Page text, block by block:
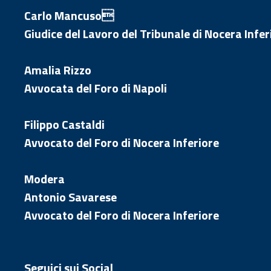
Carlo Mancuso
Giudice del Lavoro del Tribunale di Nocera
Amalia Rizzo
Avvocata del Foro di Napoli
Filippo Castaldi
Avvocato del Foro di Nocera Inferiore
Modera
Antonio Savarese
Avvocato del Foro di Nocera Inferiore